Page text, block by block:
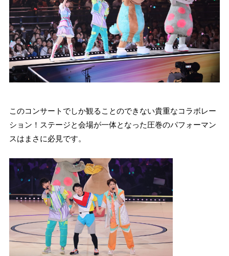
このコンサートでしか観ることのできない貴重なコラボレー
ション！ステージと会場が一体となった圧巻のパフォーマン
スはまさに必見です。